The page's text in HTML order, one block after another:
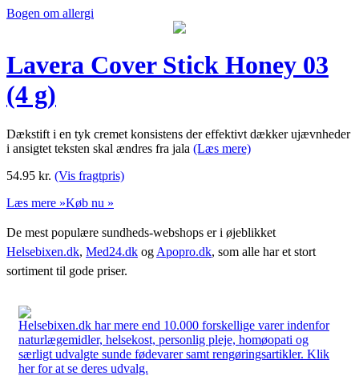
Bogen om allergi
Lavera Cover Stick Honey 03
(4 g)
Dækstift i en tyk cremet konsistens der effektivt dækker ujævnheder
i ansigtet teksten skal ændres fra jala (Læs mere)
54.95 kr. (Vis fragtpris)
Læs mere »Køb nu »
De mest populære sundheds-webshops er i øjeblikket
Helsebixen.dk, Med24.dk og Apopro.dk, som alle har et stort
sortiment til gode priser.
Helsebixen.dk har mere end 10.000 forskellige varer indenfor
naturlægemidler, helsekost, personlig pleje, homøopati og
særligt udvalgte sunde fødevarer samt rengøringsartikler. Klik
her for at se deres udvalg.